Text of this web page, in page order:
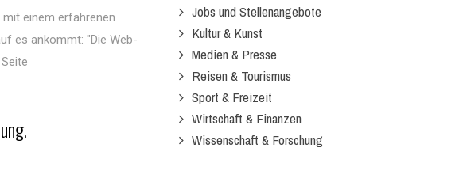
einem erfahrenen
es ankommt: "Die Web-
Jobs und Stellenangebote
Kultur & Kunst
Medien & Presse
Reisen & Tourismus
Sport & Freizeit
Wirtschaft & Finanzen
Wissenschaft & Forschung